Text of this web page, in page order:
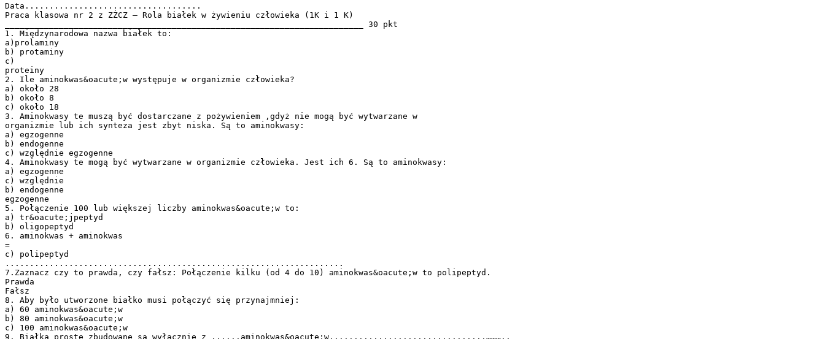
Data....................................
Praca klasowa nr 2 z ZŻCZ – Rola białek w żywieniu człowieka (1K i 1 K)
_________________________________________________________________________ 30 pkt
1. Międzynarodowa nazwa białek to:
a)prolaminy
b) protaminy
c)
proteiny
2. Ile aminokwas&oacute;w występuje w organizmie człowieka?
a) około 28
b) około 8
c) około 18
3. Aminokwasy te muszą być dostarczane z pożywieniem ,gdyż nie mogą być wytwarzane w
organizmie lub ich synteza jest zbyt niska. Są to aminokwasy:
a) egzogenne
b) endogenne
c) względnie egzogenne
4. Aminokwasy te mogą być wytwarzane w organizmie człowieka. Jest ich 6. Są to aminokwasy:
a) egzogenne
c) względnie
b) endogenne
egzogenne
5. Połączenie 100 lub większej liczby aminokwas&oacute;w to:
a) tr&oacute;jpeptyd
b) oligopeptyd
6. aminokwas + aminokwas
=
c) polipeptyd
.....................................................................
7.Zaznacz czy to prawda, czy fałsz: Połączenie kilku (od 4 do 10) aminokwas&oacute;w to polipeptyd.
Prawda
Fałsz
8. Aby było utworzone białko musi połączyć się przynajmniej:
a) 60 aminokwas&oacute;w
b) 80 aminokwas&oacute;w
c) 100 aminokwas&oacute;w
9. Białka proste zbudowane są wyłącznie z ......aminokwas&oacute;w................................………..